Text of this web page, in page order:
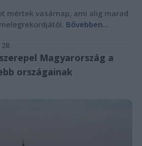
mértek vasárnap, ami alig marad
Bővebben...
Magyarország a
országainak